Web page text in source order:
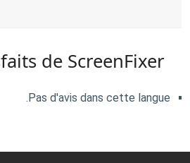
de ScreenFixer
Pas d'avis dans cette langue.